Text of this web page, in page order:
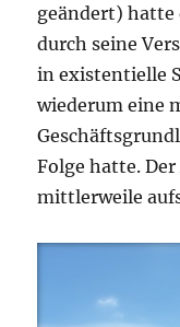
geändert) hatte
durch seine
in existentielle
wiederum eine
Folge hatte.
mittlerweile